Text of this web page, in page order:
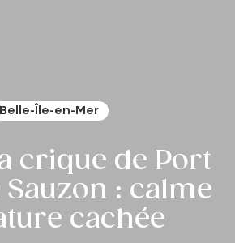
Belle-Île-en-Mer
crique de Port
Sauzon : calme
cachée